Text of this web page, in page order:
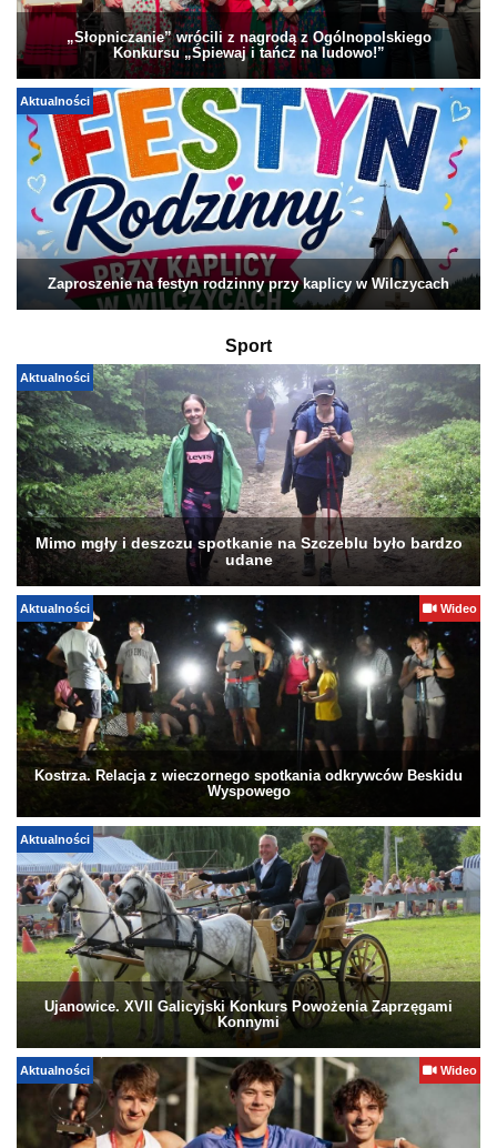
„Słopniczanie” wrócili z nagrodą z Ogólnopolskiego
Konkursu „Śpiewaj i tańcz na ludowo!”
Aktualności
Zaproszenie na festyn rodzinny przy kaplicy w Wilczycach
Sport
Aktualności
Mimo mgły i deszczu spotkanie na Szczeblu było bardzo
udane
Aktualności Wideo
Kostrza. Relacja z wieczornego spotkania odkrywców Beskidu
Wyspowego
Aktualności
Ujanowice. XVII Galicyjski Konkurs Powożenia Zaprzęgami
Konnymi
Aktualności Wideo